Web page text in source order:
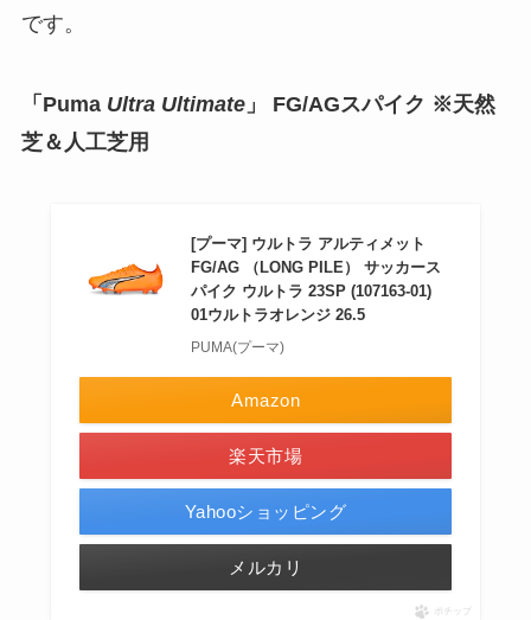
です。
「Puma Ultra Ultimate」 FG/AGスパイク ※天然
芝＆人工芝用
[プーマ] ウルトラ アルティメット
FG/AG （LONG PILE） サッカース
パイク ウルトラ 23SP (107163-01)
01ウルトラオレンジ 26.5
PUMA(プーマ)
Amazon
楽天市場
Yahooショッピング
メルカリ
ポチップ